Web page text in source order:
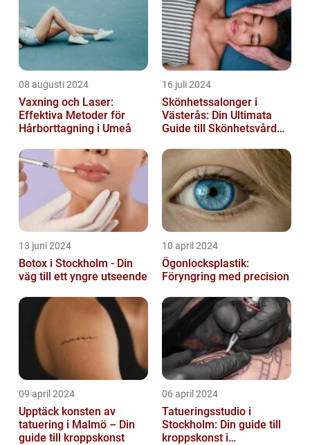
08 augusti 2024
Vaxning och Laser:
Effektiva Metoder för
Hårborttagning i Umeå
16 juli 2024
Skönhetssalonger i
Västerås: Din Ultimata
Guide till Skönhetsvård
13 juni 2024
Botox i Stockholm - Din
väg till ett yngre utseende
10 april 2024
Ögonlocksplastik:
Föryngring med precision
09 april 2024
Upptäck konsten av
tatuering i Malmö – Din
guide till kroppskonst
06 april 2024
Tatueringsstudio i
Stockholm: Din guide till
kroppskonst i